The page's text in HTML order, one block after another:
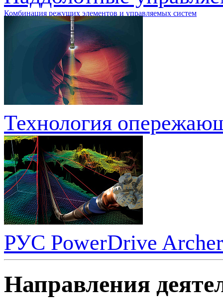
Комбинация режущих элементов и управляемых систем
Технология
РУС PowerDrive Archer
Направления